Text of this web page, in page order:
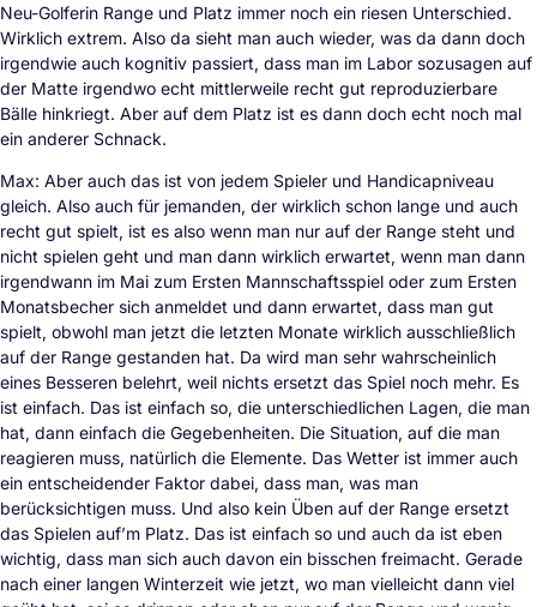
Neu-Golferin Range und Platz immer noch ein riesen Unterschied.
Wirklich extrem. Also da sieht man auch wieder, was da dann doch
irgendwie auch kognitiv passiert, dass man im Labor sozusagen auf
der Matte irgendwo echt mittlerweile recht gut reproduzierbare
Bälle hinkriegt. Aber auf dem Platz ist es dann doch echt noch mal
ein anderer Schnack.
Max: Aber auch das ist von jedem Spieler und Handicapniveau
gleich. Also auch für jemanden, der wirklich schon lange und auch
recht gut spielt, ist es also wenn man nur auf der Range steht und
nicht spielen geht und man dann wirklich erwartet, wenn man dann
irgendwann im Mai zum Ersten Mannschaftsspiel oder zum Ersten
Monatsbecher sich anmeldet und dann erwartet, dass man gut
spielt, obwohl man jetzt die letzten Monate wirklich ausschließlich
auf der Range gestanden hat. Da wird man sehr wahrscheinlich
eines Besseren belehrt, weil nichts ersetzt das Spiel noch mehr. Es
ist einfach. Das ist einfach so, die unterschiedlichen Lagen, die man
hat, dann einfach die Gegebenheiten. Die Situation, auf die man
reagieren muss, natürlich die Elemente. Das Wetter ist immer auch
ein entscheidender Faktor dabei, dass man, was man
berücksichtigen muss. Und also kein Üben auf der Range ersetzt
das Spielen auf’m Platz. Das ist einfach so und auch da ist eben
wichtig, dass man sich auch davon ein bisschen freimacht. Gerade
nach einer langen Winterzeit wie jetzt, wo man vielleicht dann viel